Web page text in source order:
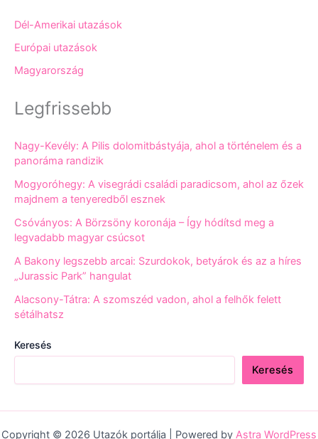
Dél-Amerikai utazások
Európai utazások
Magyarország
Legfrissebb
Nagy-Kevély: A Pilis dolomitbástyája, ahol a történelem és a
panoráma randizik
Mogyoróhegy: A visegrádi családi paradicsom, ahol az őzek
majdnem a tenyeredből esznek
Csóványos: A Börzsöny koronája – Így hódítsd meg a
legvadabb magyar csúcsot
A Bakony legszebb arcai: Szurdokok, betyárok és az a híres
„Jurassic Park” hangulat
Alacsony-Tátra: A szomszéd vadon, ahol a felhők felett
sétálhatsz
Keresés
Keresés
Copyright © 2026 Utazók portálja | Powered by Astra WordPress